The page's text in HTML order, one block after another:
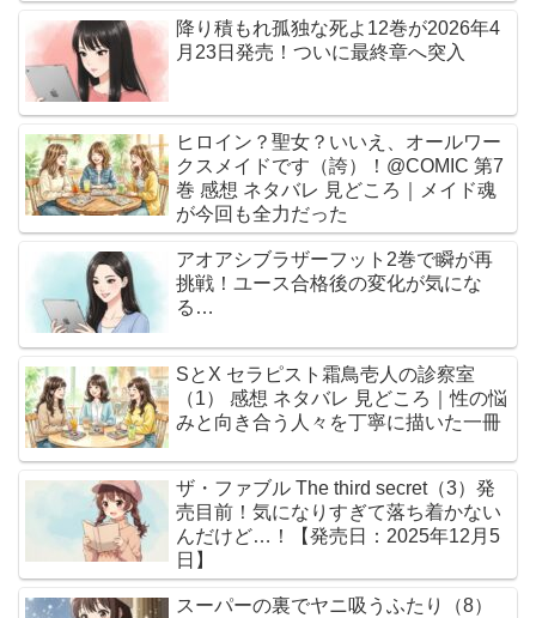
降り積もれ孤独な死よ12巻が2026年4
月23日発売！ついに最終章へ突入
ヒロイン？聖女？いいえ、オールワー
クスメイドです（誇）！@COMIC 第7
巻 感想 ネタバレ 見どころ｜メイド魂
が今回も全力だった
アオアシブラザーフット2巻で瞬が再
挑戦！ユース合格後の変化が気にな
る…
SとX セラピスト霜鳥壱人の診察室
（1） 感想 ネタバレ 見どころ｜性の悩
みと向き合う人々を丁寧に描いた一冊
ザ・ファブル The third secret（3）発
売目前！気になりすぎて落ち着かない
んだけど…！【発売日：2025年12月5
日】
スーパーの裏でヤニ吸うふたり（8）